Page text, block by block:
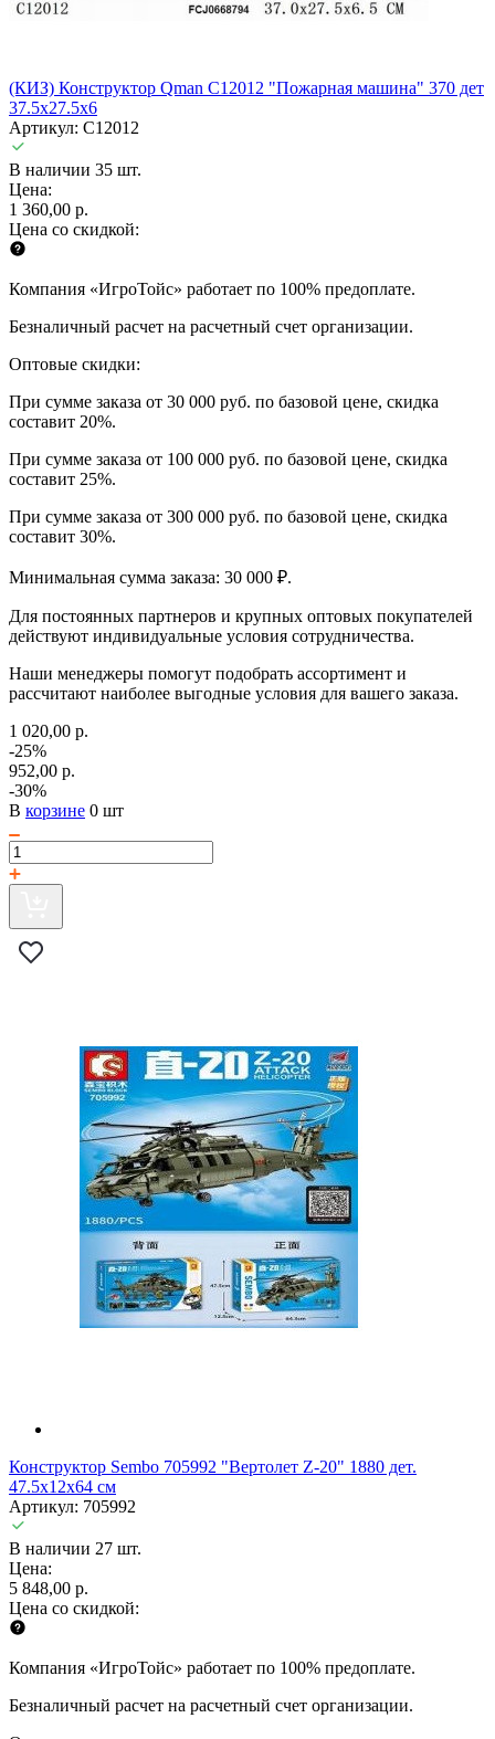
(КИЗ) Конструктор Qman C12012 "Пожарная машина" 370 дет
37.5х27.5х6
Артикул: C12012
В наличии 35 шт.
Цена:
1 360,00 р.
Цена со скидкой:
Компания «ИгроТойс» работает по 100% предоплате.
Безналичный расчет на расчетный счет организации.
Оптовые скидки:
При сумме заказа от 30 000 руб. по базовой цене, скидка
составит 20%.
При сумме заказа от 100 000 руб. по базовой цене, скидка
составит 25%.
При сумме заказа от 300 000 руб. по базовой цене, скидка
составит 30%.
Минимальная сумма заказа: 30 000 ₽.
Для постоянных партнеров и крупных оптовых покупателей
действуют индивидуальные условия сотрудничества.
Наши менеджеры помогут подобрать ассортимент и
рассчитают наиболее выгодные условия для вашего заказа.
1 020,00 р.
-25%
952,00 р.
-30%
В корзине 0 шт
Конструктор Sembo 705992 "Вертолет Z-20" 1880 дет.
47.5х12х64 см
Артикул: 705992
В наличии 27 шт.
Цена:
5 848,00 р.
Цена со скидкой:
Компания «ИгроТойс» работает по 100% предоплате.
Безналичный расчет на расчетный счет организации.